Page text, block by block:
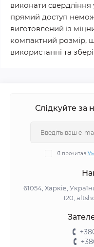
виконати
прямий доступ
виготовлений із
компактний розмір,
використанні та
Слідкуйте за
Я прочитав
61054, Харків,
120,